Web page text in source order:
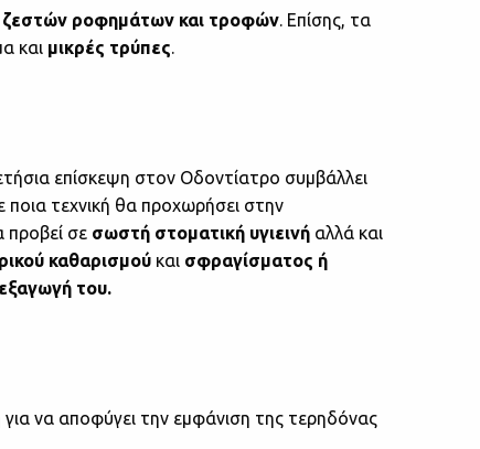
ζεστών ροφημάτων και τροφών. Επίσης, τα
και μικρές τρύπες.
επίσκεψη στον Οδοντίατρο συμβάλλει
ποια τεχνική θα προχωρήσει στην
προβεί σε σωστή στοματική υγιεινή αλλά και
καθαρισμού και σφραγίσματος ή
του.
να αποφύγει την εμφάνιση της τερηδόνας